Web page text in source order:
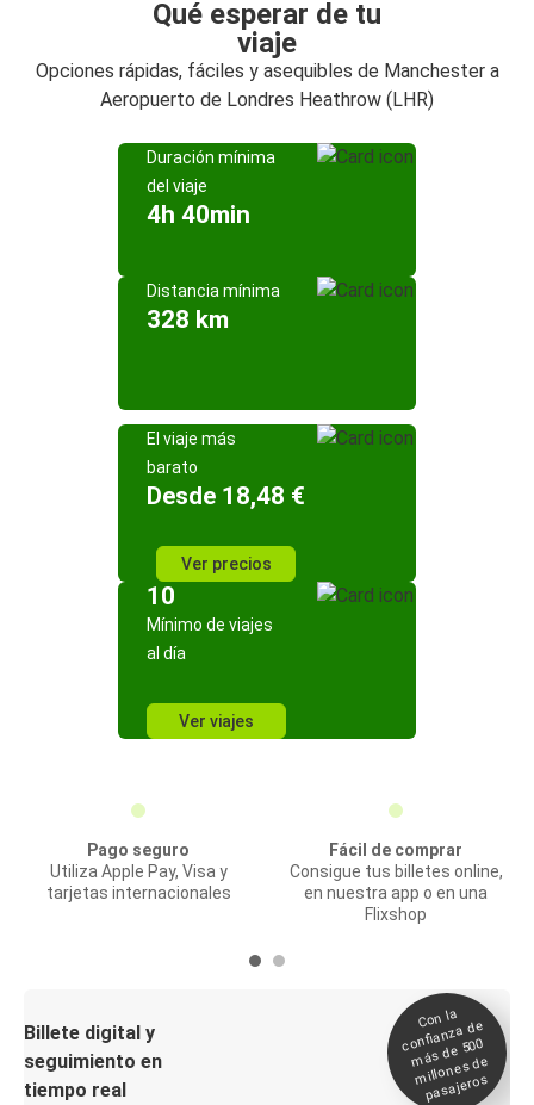
Qué esperar de tu
viaje
Opciones rápidas, fáciles y asequibles de Manchester a
Aeropuerto de Londres Heathrow (LHR)
Duración mínima
del viaje
4h 40min
Distancia mínima
328 km
El viaje más
barato
Desde 18,48 €
Ver precios
10
Mínimo de viajes
al día
Ver viajes
Pago seguro
Utiliza Apple Pay, Visa y
tarjetas internacionales
Fácil de comprar
Consigue tus billetes online,
en nuestra app o en una
Flixshop
Billete digital y
seguimiento en
tiempo real
Con la
confianza de
más de 500
millones de
pasajeros